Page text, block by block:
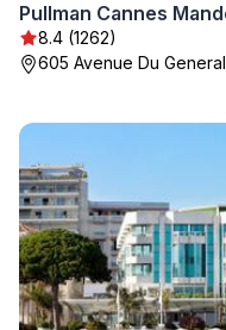
Pullman Cannes
8.4 (1262)
605 Avenue Du